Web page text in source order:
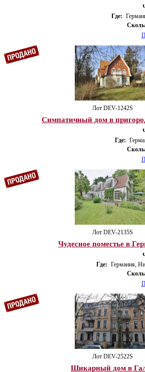
Где:
Лот DEV-1242S
Симпатичный дом в
Где:
Лот DEV-2135S
Чудесное поместье в
Где: Германия,
Лот DEV-2522S
Шикарный дом в